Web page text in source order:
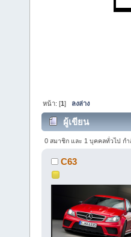
หน้า: [1] ลงล่าง
ผู้เขียน
ครั้ง)
0 สมาชิก และ 1 บุคคลทั่วไป ก
C63